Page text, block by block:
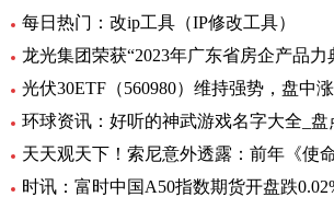
每日热门：改ip工具（IP修改工具）
龙光集团荣获“2023年广东省房企产品力
环球资讯：好听的神武游戏名字大全_盘
时讯：富时中国A50指数期货开盘跌